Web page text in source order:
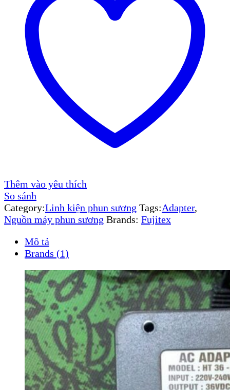
Thêm vào yêu thích
So sánh
Category:Linh kiện phun sương Tags:Adapter,
Nguồn máy phun sương Brands: Fujitex
Mô tả
Brands (1)